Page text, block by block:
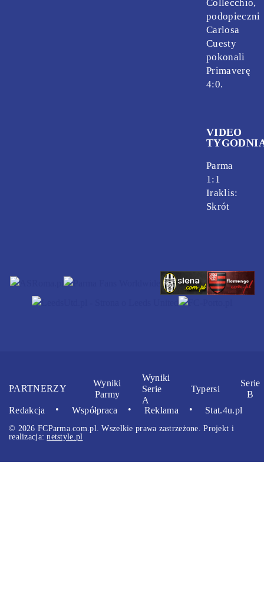
Collecchio,
podopieczni
Carlosa
Cuesty
pokonali
Primaverę
4:0.
VIDEO
Parma
1:1
Iraklis:
Skrót
Redakcja Współpraca Reklama Stat.4u.pl
© 2026 FCParma.com.pl. Wszelkie prawa zastrzeżone. Projekt i
realizacja:netstyle.pl
PARTNERZY
Wyniki
Parmy
Wyniki
Serie
A
Typersi
Serie
B